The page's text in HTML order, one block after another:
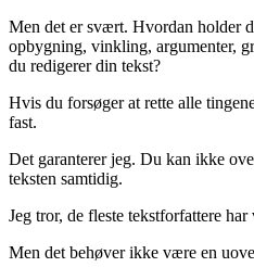
Men det er svært. Hvordan holder
opbygning, vinkling, argumenter,
du redigerer din tekst?
Hvis du forsøger at rette alle
fast.
Det garanterer jeg. Du kan ikke
teksten samtidig.
Jeg tror, de fleste tekstforfattere
Men det behøver ikke være en